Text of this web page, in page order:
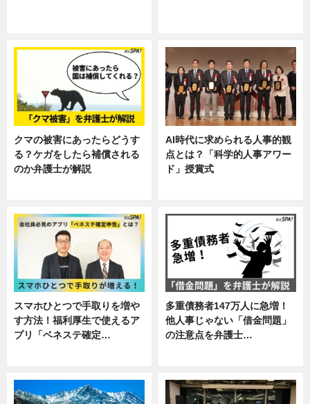
クマの被害にあったらどうす
る？ケガをしたら補償される
のか弁護士が解説
AI時代に求められる人事的観
点とは？「科学的人事アワー
ド」授賞式
スマホひとつで手取りを増や
す方法！福利厚生で使えるア
プリ「ベネステ確定…
多重債務者147万人に急増！
他人事じゃない「借金問題」
の注意点を弁護士…